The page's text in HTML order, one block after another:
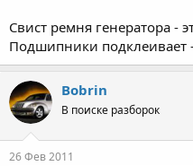
Свист ремня генератора -
Подшипники подклеивает
Bobrin
В поиске разборок
26 Фев 2011